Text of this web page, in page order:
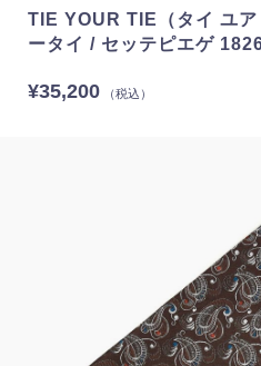
TIE YOUR TIE（タイ ユア
ータイ / セッテピエゲ
¥35,200（税込）